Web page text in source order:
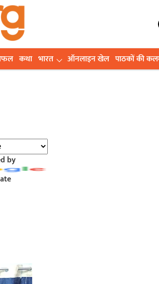
कथा भारत ऑनलाइन खेल पाठकों की
by